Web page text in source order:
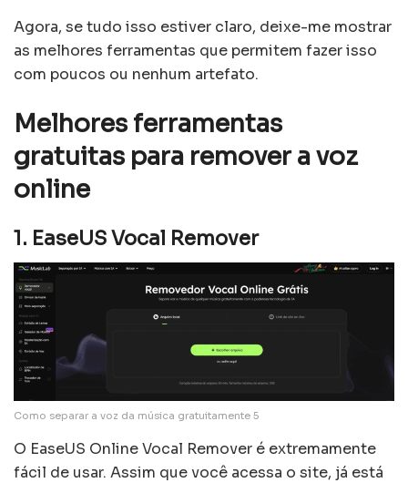
Agora, se tudo isso estiver claro, deixe-me mostrar
as melhores ferramentas que permitem fazer isso
com poucos ou nenhum artefato.
Melhores ferramentas
gratuitas para remover a voz
online
1. EaseUS Vocal Remover
Como separar a voz da música gratuitamente 5
O EaseUS Online Vocal Remover é extremamente
fácil de usar. Assim que você acessa o site, já está